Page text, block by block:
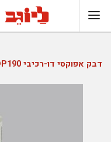
דבק אפוקסי דו-רכיבי 3M™ Scotch-Weld™ DP190